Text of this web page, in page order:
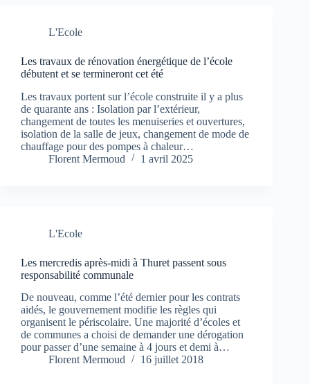
L'Ecole
Les travaux de rénovation énergétique de l’école
débutent et se termineront cet été
Les travaux portent sur l’école construite il y a plus
de quarante ans : Isolation par l’extérieur,
changement de toutes les menuiseries et ouvertures,
isolation de la salle de jeux, changement de mode de
chauffage pour des pompes à chaleur…
Florent Mermoud
1 avril 2025
L'Ecole
Les mercredis après-midi à Thuret passent sous
responsabilité communale
De nouveau, comme l’été dernier pour les contrats
aidés, le gouvernement modifie les règles qui
organisent le périscolaire. Une majorité d’écoles et
de communes a choisi de demander une dérogation
pour passer d’une semaine à 4 jours et demi à…
Florent Mermoud
16 juillet 2018